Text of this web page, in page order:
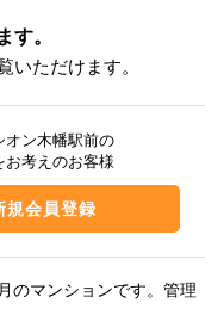
す。
いただけます。
オン木幡駅前の
お考えのお客様
規会員登録
のマンションです。管理